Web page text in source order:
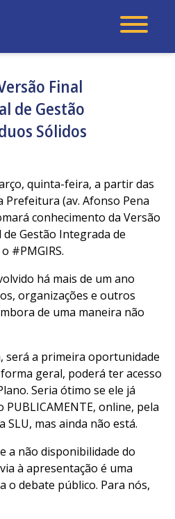
Final
de Gestão
Sólidos
quinta-feira, a partir das
Prefeitura (av. Afonso Pena
conhecimento da Versão
Gestão Integrada de
#PMGIRS.
há mais de um ano
organizações e outros
de uma maneira não
será a primeira oportunidade
geral, poderá ter acesso
Seria ótimo se ele já
online, pela
mas ainda não está.
a não disponibilidade do
à apresentação é uma
o debate público. Para nós,